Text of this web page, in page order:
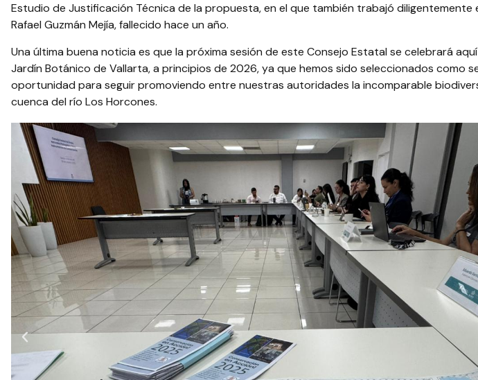
Estudio de Justificación Técnica de la propuesta, en el que también trabajó diligentemente
Rafael Guzmán Mejía, fallecido hace un año.
Una última buena noticia es que la próxima sesión de este Consejo Estatal se celebrará aquí
Jardín Botánico de Vallarta, a principios de 2026, ya que hemos sido seleccionados como
oportunidad para seguir promoviendo entre nuestras autoridades la incomparable
cuenca del río Los Horcones.